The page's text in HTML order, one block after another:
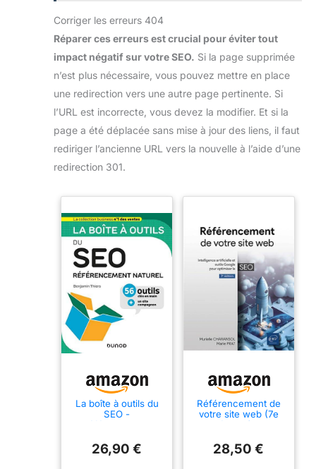
Corriger les erreurs 404
Réparer ces erreurs est crucial pour éviter tout
impact négatif sur votre SEO. Si la page supprimée
n’est plus nécessaire, vous pouvez mettre en place
une redirection vers une autre page pertinente. Si
l’URL est incorrecte, vous devez la modifier. Et si la
page a été déplacée sans mise à jour des liens, il faut
rediriger l’ancienne URL vers la nouvelle à l’aide d’une
redirection 301.
La boîte à outils du
SEO -
Référencement
naturel
26,90 €
Référencement de
votre site web (7e
édition) -
artificielle et outils
Google pour
28,50 €